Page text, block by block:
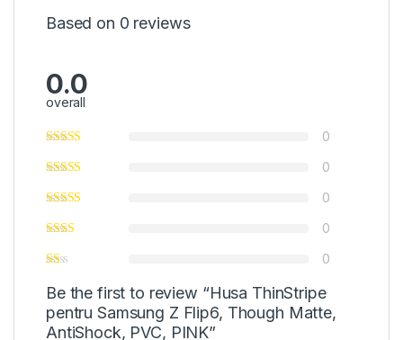
Based on 0 reviews
0.0
overall
0
0
0
0
0
Be the first to review “Husa ThinStripe
pentru Samsung Z Flip6, Though Matte,
AntiShock, PVC, PINK”